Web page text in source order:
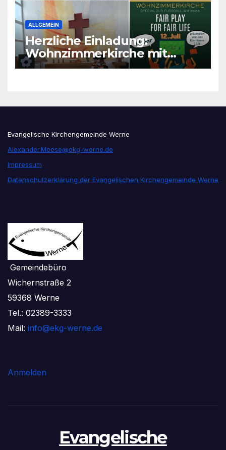
ALLGEMEIN
Herzliche Einladung:
Wohnzimmerkirche mit
unseren Konfis
Evangelische Kirchengemeinde Werne
Alexander.Meese@ekg-werne.de
Impressum
Datenschutzerklärung der Evangelischen Kirchengemeinde Werne
Gemeindebüro
Wichernstraße 2
59368 Werne
Tel.: 02389-3333
Mail: info@ekg-werne.de
Anmelden
Evangelische